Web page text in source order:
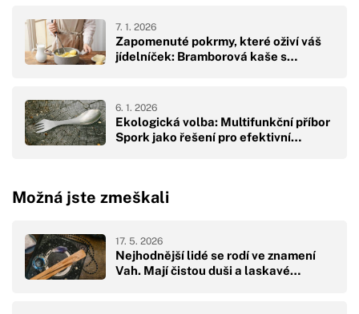
Zapomenuté pokrmy, které oživí váš
jídelníček: Bramborová kaše s…
7. 1. 2026
Ekologická volba: Multifunkční příbor
Spork jako řešení pro efektivní…
6. 1. 2026
Možná jste zmeškali
Nejhodnější lidé se rodí ve znamení
Vah. Mají čistou duši a laskavé…
17. 5. 2026